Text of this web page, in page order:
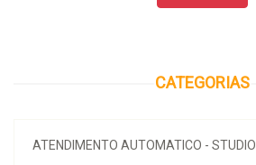
CATEGORIAS
ATENDIMENTO AUTOMATICO - STUDIO